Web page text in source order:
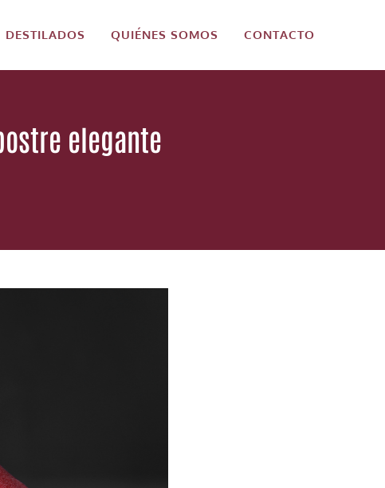
DESTILADOS QUIÉNES SOMOS CONTACTO
elegante